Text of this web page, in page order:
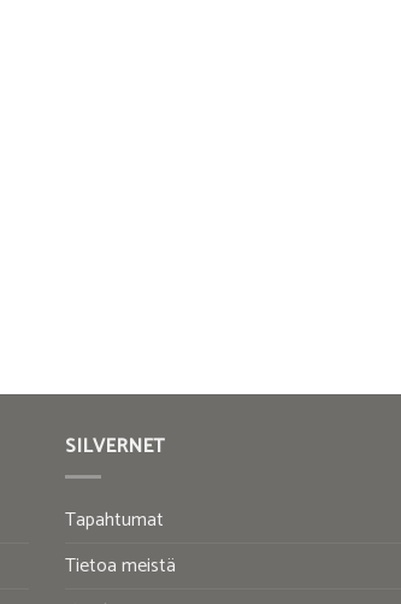
SILVERNET
Tapahtumat
Tietoa meistä